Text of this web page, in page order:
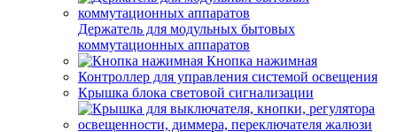
Держатель для модульных бытовых
коммутационных аппаратов
Кнопка нажимная
Контроллер для управления системой освещения
Крышка блока световой сигнализации